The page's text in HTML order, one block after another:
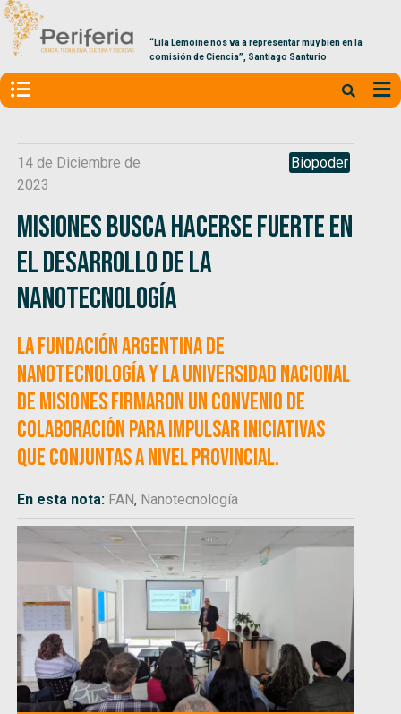
“Lila Lemoine nos va a representar muy bien en la
comisión de Ciencia”, Santiago Santurio
14 de Diciembre de
2023
Biopoder
Misiones busca hacerse fuerte en
el desarrollo de la
nanotecnología
La Fundación Argentina de
Nanotecnología y la Universidad Nacional
de Misiones firmaron un convenio de
colaboración para impulsar iniciativas
que conjuntas a nivel provincial.
En esta nota: FAN, Nanotecnología